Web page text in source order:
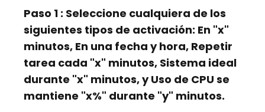
Paso 1 : Seleccione cualquiera de los
siguientes tipos de activación: En "x"
minutos, En una fecha y hora, Repetir
tarea cada "x" minutos, Sistema ideal
durante "x" minutos, y Uso de CPU se
mantiene "x%" durante "y" minutos.